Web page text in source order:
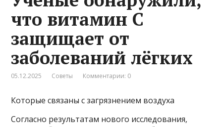
что витамин С
защищает от
заболеваний лёгких
05.12.2025 Советы Комментарии: 0
Которые связаны с загрязнением воздуха
Согласно результатам нового исследования,